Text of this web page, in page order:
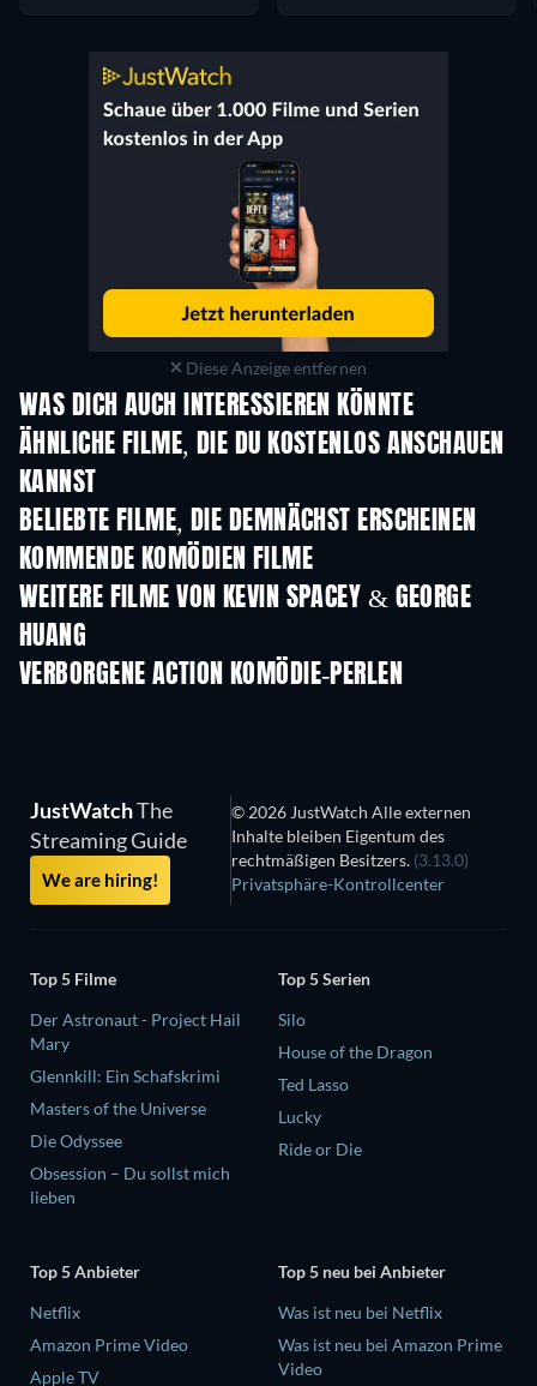
Diese Anzeige entfernen
WAS DICH AUCH INTERESSIEREN KÖNNTE
ÄHNLICHE FILME, DIE DU KOSTENLOS ANSCHAUEN
KANNST
BELIEBTE FILME, DIE DEMNÄCHST ERSCHEINEN
KOMMENDE KOMÖDIEN FILME
WEITERE FILME VON KEVIN SPACEY & GEORGE
HUANG
VERBORGENE ACTION KOMÖDIE-PERLEN
JustWatchThe
Streaming Guide
We are hiring!
© 2026 JustWatch Alle externen
Inhalte bleiben Eigentum des
rechtmäßigen Besitzers. (3.13.0)
Privatsphäre-Kontrollcenter
Top 5 Filme
Der Astronaut - Project Hail
Mary
Glennkill: Ein Schafskrimi
Masters of the Universe
Die Odyssee
Obsession – Du sollst mich
lieben
Top 5 Serien
Silo
House of the Dragon
Ted Lasso
Lucky
Ride or Die
Top 5 Anbieter
Netflix
Amazon Prime Video
Apple TV
Top 5 neu bei Anbieter
Was ist neu bei Netflix
Was ist neu bei Amazon Prime
Video